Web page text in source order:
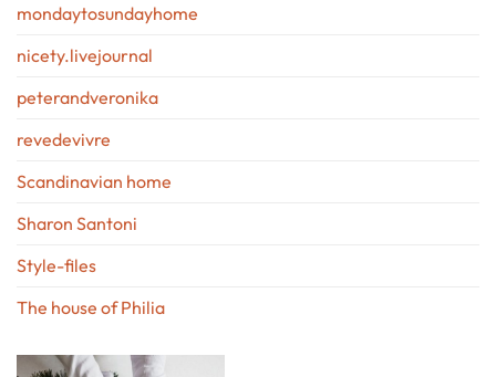
mondaytosundayhome
nicety.livejournal
peterandveronika
revedevivre
Scandinavian home
Sharon Santoni
Style-files
The house of Philia